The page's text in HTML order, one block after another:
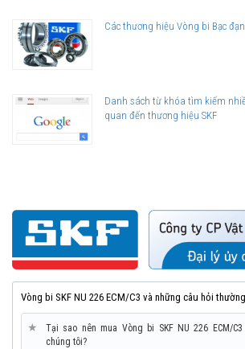
Các thương hiệu Vòng bi Bạc
Danh sách từ khóa tìm kiếm
quan đến thương hiệu SKF
Vòng bi SKF NU 226 ECM/C3 và những câu hỏi
★
Tại sao nên mua Vòng bi SKF NU 226 ECM/
chúng tôi?